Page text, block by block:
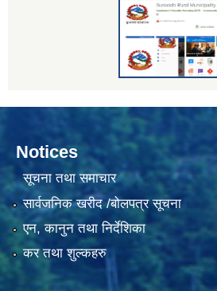
Notices
सूचना तथा समाचार
सार्वजनिक खरीद /बोलपत्र सूचना
एन, कानुन तथा निर्देशिका
कर तथा शुल्कहरु